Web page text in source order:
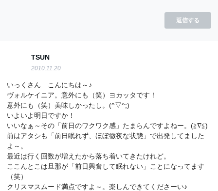
返信する
TSUN
2010.11.20
いっくさん こんにちは～♪
ヴォルケイニア。意外にも（笑）ヨカッタです！
意外にも（笑）美味しかったし。(^▽^;)
いよいよ明日ですか！
いいなぁ～その「前日のワクワク感」たまらんですよねー。(≧∇≦)
前はアタシも「前日眠れず、ほぼ徹夜な状態」で出発してました
よ～。
最近は行く回数が増えたから落ち着いてきたけれど。
ここんとこは旦那が「前日興奮して眠れない」ことになってます
（笑）
クリスマスムード満点ですよ～。楽しんできてくださーい♪